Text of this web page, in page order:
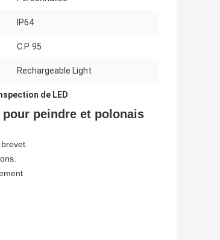
IP64
C.P. 95
Rechargeable Light
de LED
peindre et polonais